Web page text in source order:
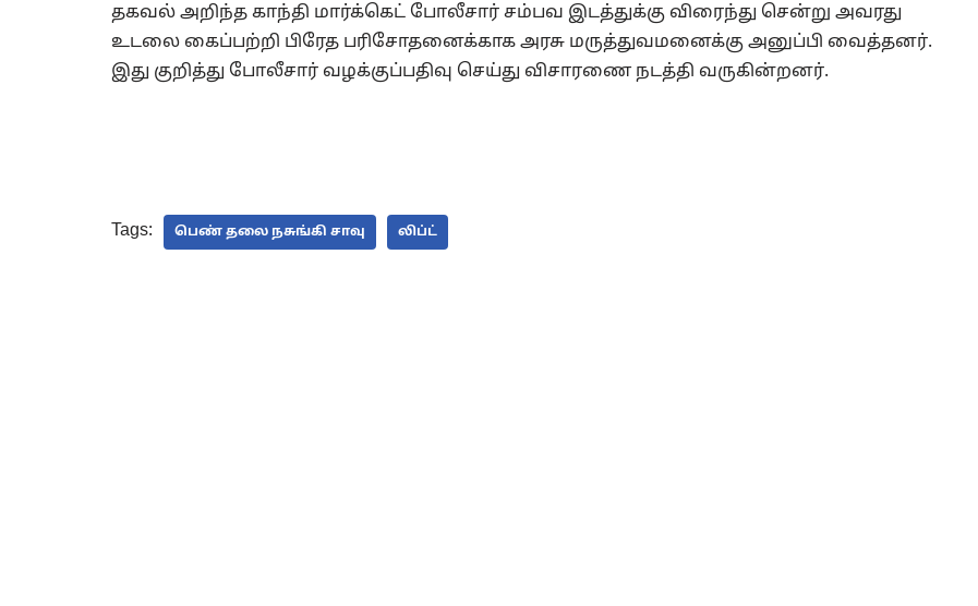
தகவல் அறிந்த காந்தி மார்க்கெட் போலீசார் சம்பவ இடத்துக்கு விரைந்து சென்று அவரது
உடலை கைப்பற்றி பிரேத பரிசோதனைக்காக அரசு மருத்துவமனைக்கு அனுப்பி வைத்தனர்.
இது குறித்து போலீசார் வழக்குப்பதிவு செய்து விசாரணை நடத்தி வருகின்றனர்.
Tags: பெண் தலை நசுங்கி சாவு லிப்ட்